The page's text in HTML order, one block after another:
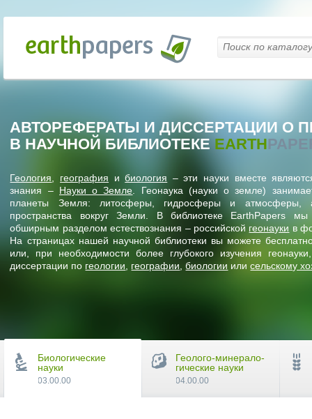
АВТОРЕФЕРАТЫ И ДИССЕРТАЦИИ О
В НАУЧНОЙ БИБЛИОТЕКЕ EARTH
Геология география ибиология – эти науки вместе
знания – Науки о Земле . Геонаука (науки о земле)
планеты Земля: литосферы, гидросферы и атмосферы, а
пространства вокруг Земли. В библиотеке EarthPapers
обширным разделом естествознания – российской геонауки в
На страницах нашей научной библиотеки вы можете
или, при необходимости более глубокого изучения
диссертации по геологии географии ,биологии илисельскому
Биологические
науки
03.00.00
Геолого-минерало-
гические науки
04.00.00